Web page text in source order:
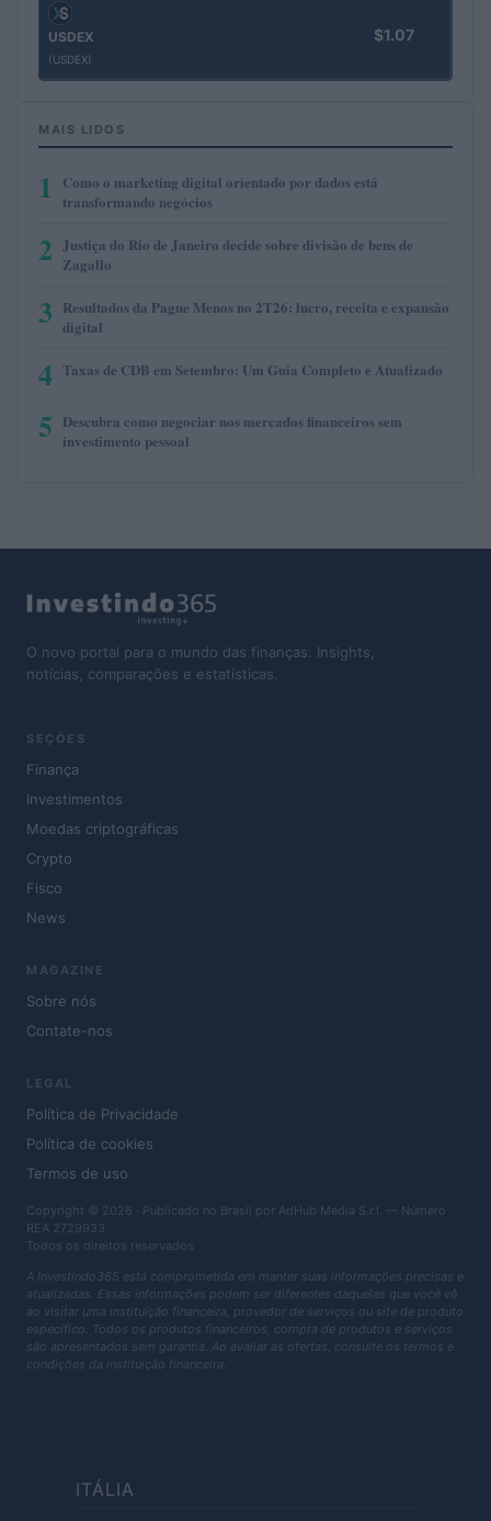
USDEX
(USDEX)
$1.07
MAIS LIDOS
1
Como o marketing digital orientado por dados está
transformando negócios
2
Justiça do Rio de Janeiro decide sobre divisão de bens de
Zagallo
3 Resultados da Pague Menos no 2T26: lucro, receita e expansão
digital
4 Taxas de CDB em Setembro: Um Guia Completo e Atualizado
5 Descubra como negociar nos mercados financeiros sem
investimento pessoal
O novo portal para o mundo das finanças. Insights,
notícias, comparações e estatísticas.
SEÇÕES
Finança
Investimentos
Moedas criptográficas
Crypto
Fisco
News
MAGAZINE
Sobre nós
Contate-nos
LEGAL
Política de Privacidade
Política de cookies
Termos de uso
Copyright © 2026 · Publicado no Brasil por AdHub Media S.r.l. — Número
REA 2729933
Todos os direitos reservados
A Investindo365 está comprometida em manter suas informações precisas e
atualizadas. Essas informações podem ser diferentes daquelas que você vê
ao visitar uma instituição financeira, provedor de serviços ou site de produto
específico. Todos os produtos financeiros, compra de produtos e serviços
são apresentados sem garantia. Ao avaliar as ofertas, consulte os termos e
condições da instituição financeira.
ITÁLIA